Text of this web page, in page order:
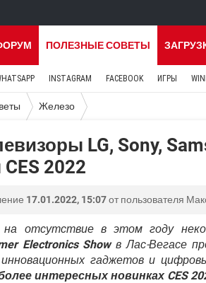
ПОЛЕЗНЫЕ СОВЕТЫ
INSTAGRAM FACEBOOK ИГРЫ
Железо
LG, Sony,
2022
17.01.2022, 15:07от пользователя
отсутствие в этом году
Electronics Showв Лас-Вегасе
гаджетов и
интересных новинках CES